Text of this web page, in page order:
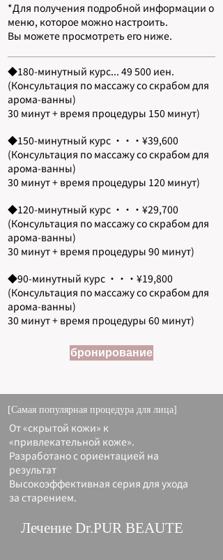
*Для получения подробной информации о
меню, которое можно настроить.
Вы можете просмотреть его ниже.
◆180-минутный курс... 49 500 иен.
(Консультация по массажу со скрабом для
арома-ванны)
30 минут + время процедуры 150 минут)
◆150-минутный курс ・・・¥39,600
(Консультация по массажу со скрабом для
арома-ванны)
30 минут + время процедуры 120 минут)
◆120-минутный курс ・・・¥29,700
(Консультация по массажу со скрабом для
арома-ванны)
30 минут + время процедуры 90 минут)
◆90-минутный курс ・・・¥19,800
(Консультация по массажу со скрабом для
арома-ванны)
30 минут + время процедуры 60 минут)
бронирование
[Самая популярная процедура для лица]
От «скрытой кожи» к
«привлекательной коже».
Разработано с ориентацией на
результат
Высокоэффективная серия для ухода
за старением.
Лечение Dr.PUR BEAUTE